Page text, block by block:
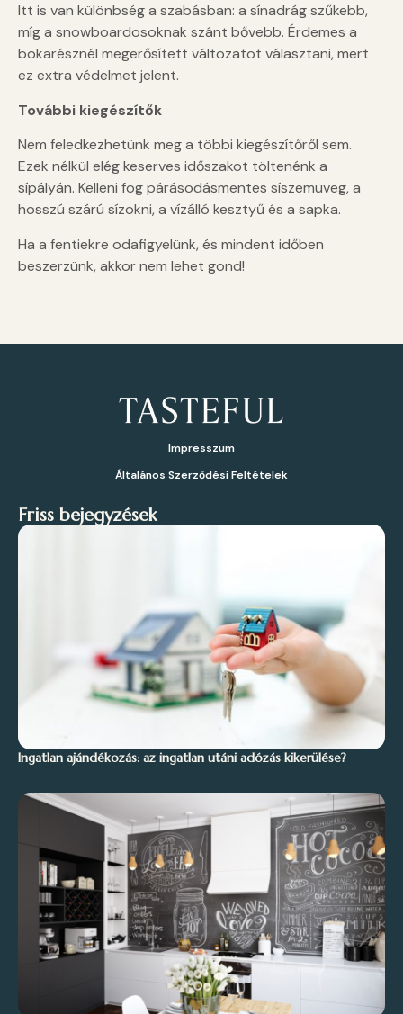
Itt is van különbség a szabásban: a sínadrág szűkebb,
míg a snowboardosoknak szánt bővebb. Érdemes a
bokarésznél megerősített változatot választani, mert
ez extra védelmet jelent.
További kiegészítők
Nem feledkezhetünk meg a többi kiegészítőről sem.
Ezek nélkül elég keserves időszakot töltenénk a
sípályán. Kelleni fog párásodásmentes síszemüveg, a
hosszú szárú sízokni, a vízálló kesztyű és a sapka.
Ha a fentiekre odafigyelünk, és mindent időben
beszerzünk, akkor nem lehet gond!
Impresszum
Általános Szerződési Feltételek
Friss bejegyzések
Ingatlan ajándékozás: az ingatlan utáni adózás kikerülése?